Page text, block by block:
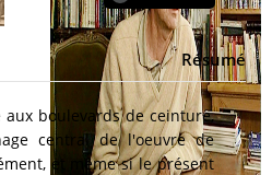
Résumé
aux boulevards de ceinture,
central de l'oeuvre de
et même si le présent